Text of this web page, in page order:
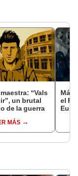
“Vals
un brutal
de la guerra
MÁS
Más
el